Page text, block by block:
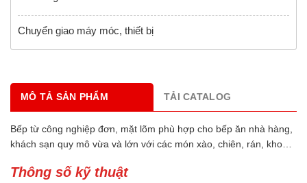
Chuyển giao máy móc, thiết bị
MÔ TẢ SẢN PHẨM TẢI CATALOG
Bếp từ công nghiệp đơn, mặt lõm phù hợp cho bếp ăn nhà hàng,
khách sạn quy mô vừa và lớn với các món xào, chiên, rán, kho…
Thông số kỹ thuật